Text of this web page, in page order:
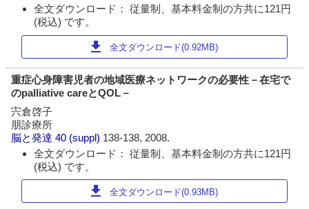
全文ダウンロード： 従量制、基本料金制の方共に121円
(税込) です。
download 全文ダウンロード(0.92MB)
重症心身障害児者の地域医療ネットワークの必要性－在宅で
のpalliative careとQOL－
宍倉啓子
朋診療所
脳と発達 40 (suppl) 138-138, 2008.
全文ダウンロード： 従量制、基本料金制の方共に121円
(税込) です。
download 全文ダウンロード(0.93MB)